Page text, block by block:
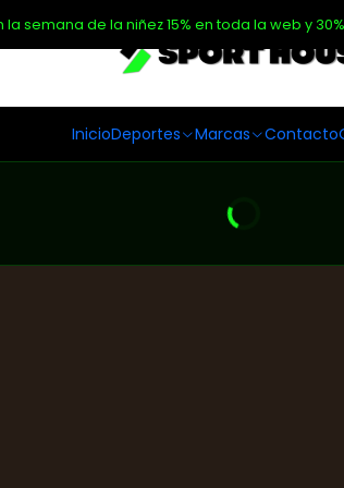
InicioDeportes Marcas Contacto
la semana de la niñez 15% en toda la web y